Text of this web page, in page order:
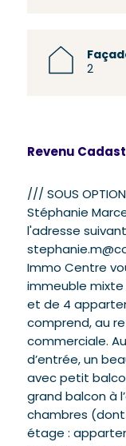
2
Revenu
/// SOUS
Stéphanie
l'adresse
Immo Centre
immeuble mixte
et de 4
comprend, au
commerciale.
d’entrée, un
avec petit
grand balcon à
chambres (dont
étage :